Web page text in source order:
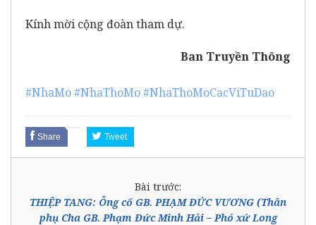
Kính mời cộng đoàn tham dự.
Ban Truyền Thông
#NhaMo#NhaThoMo#NhaThoMoCacViTuDao
Share Tweet
Bài trước:
THIỆP TANG: Ông cố GB. PHẠM ĐỨC VƯƠNG (Thân
phụ Cha GB. Phạm Đức Minh Hải – Phó xứ Long